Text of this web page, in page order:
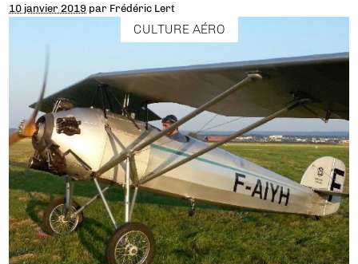
10 janvier 2019 par Frédéric Lert
CULTURE AÉRO